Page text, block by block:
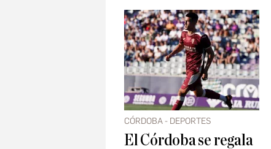
CÓRDOBA - DEPORTES
El Córdoba se regala